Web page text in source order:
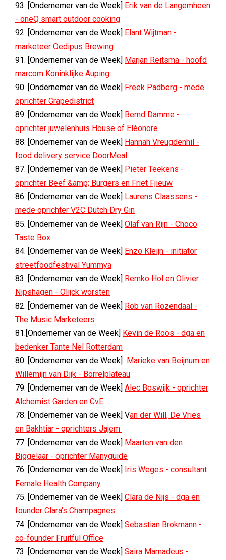
93. [Ondernemer van de Week] Erik van de Langemheen
- oneQ smart outdoor cooking
92. [Ondernemer van de Week] Elant Wijtman -
marketeer Oedipus Brewing
91. [Ondernemer van de Week] Marjan Reitsma - hoofd
marcom Koninklijke Auping
90. [Ondernemer van de Week] Freek Padberg - mede
oprichter Grapedistrict
89. [Ondernemer van de Week] Bernd Damme -
oprichter juwelenhuis House of Eléonore
88. [Ondernemer van de Week] Hannah Vreugdenhil -
food delivery service DoorMeal
87. [Ondernemer van de Week] Pieter Teekens -
oprichter Beef &amp; Burgers en Friet Fjieuw
86. [Ondernemer van de Week] Laurens Claassens -
mede oprichter V2C Dutch Dry Gin
85. [Ondernemer van de Week] Olaf van Rijn - Choco
Taste Box
84. [Ondernemer van de Week] Enzo Kleijn - initiator
streetfoodfestival Yummya
83. [Ondernemer van de Week] Remko Hol en Olivier
Nipshagen - Olijck worsten
82. [Ondernemer van de Week] Rob van Rozendaal -
The Music Marketeers
81.[Ondernemer van de Week] Kevin de Roos - dga en
bedenker Tante Nel Rotterdam
80. [Ondernemer van de Week] Marieke van Beijnum en
Willemijn van Dijk - Borrelplateau
79. [Ondernemer van de Week] Alec Boswijk - oprichter
Alchemist Garden en CvE
78. [Ondernemer van de Week] Van der Will, De Vries
en Bakhtiar - oprichters Jajem
77. [Ondernemer van de Week] Maarten van den
Biggelaar - oprichter Manyguide
76. [Ondernemer van de Week] Iris Weges - consultant
Female Health Company
75. [Ondernemer van de Week] Clara de Nijs - dga en
founder Clara's Champagnes
74. [Ondernemer van de Week] Sebastian Brokmann -
co-founder Fruitful Office
73. [Ondernemer van de Week] Saira Mamadeus -